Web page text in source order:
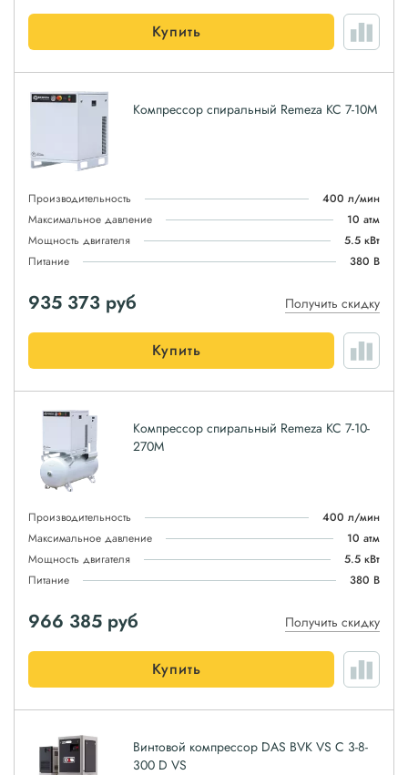
Купить
Компрессор спиральный Remeza КС 7-10М
Производительность
400 л/мин
Максимальное давление
10 атм
Мощность двигателя
5.5 кВт
Питание
380 В
935 373 руб Получить скидку
Купить
Компрессор спиральный Remeza КС 7-10-
270М
Производительность
400 л/мин
Максимальное давление
10 атм
Мощность двигателя
5.5 кВт
Питание
380 В
966 385 руб Получить скидку
Купить
Винтовой компрессор DAS BVK VS C 3-8-
300 D VS